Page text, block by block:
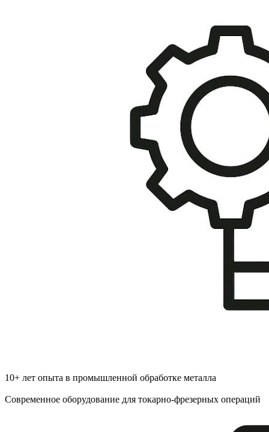
10+ лет опыта в промышленной обработке металла
Современное оборудование для токарно-фрезерных операций